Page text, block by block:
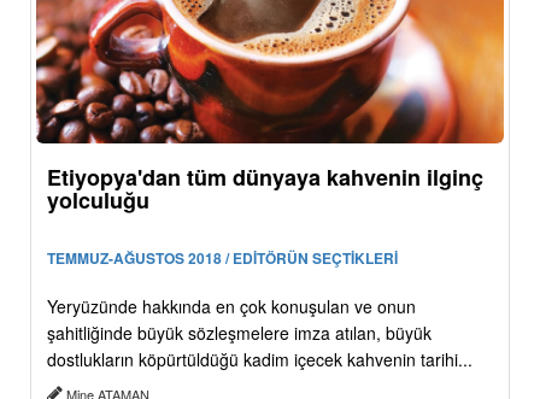
Etiyopya'dan tüm dünyaya kahvenin ilginç
yolculuğu
TEMMUZ-AĞUSTOS 2018 / EDİTÖRÜN SEÇTİKLERİ
Yeryüzünde hakkında en çok konuşulan ve onun
şahitliğinde büyük sözleşmelere imza atılan, büyük
dostlukların köpürtüldüğü kadim içecek kahvenin tarihi...
Mine ATAMAN